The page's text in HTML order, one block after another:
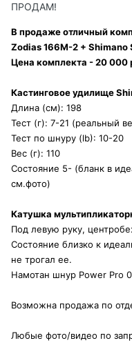
ПРОДАМ!
В продаже отличный
Zodias 166М-2 + Shimano
Цена комплекта - 20 000
Кастинговое удилище
Длина (см): 198
Тест (г): 7-21 (реальный
Тест по шнуру (lb): 10-20
Вес (г): 110
Состояние 5- (бланк в
см.фото)
Катушка
Под левую руку,
Состояние близко к
не трогал ее.
Намотан шнур Power Pro
Возможна продажа по
Любые фото/видео по